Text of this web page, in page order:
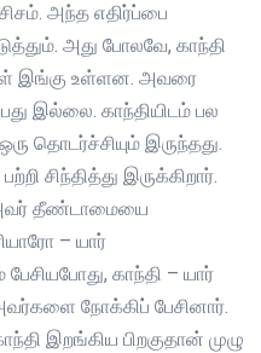
அந்த எதிர்ப்பை
அது போலவே, காந்தி
இங்கு உள்ளன. அவரை
இல்லை. காந்தியிடம் பல
தொடர்ச்சியும் இருந்தது.
சிந்தித்து இருக்கிறார்.
அவர் தீண்டாமையை
– யார்
காந்தி – யார்
நோக்கிப் பேசினார்.
இறங்கிய பிறகுதான் முழு